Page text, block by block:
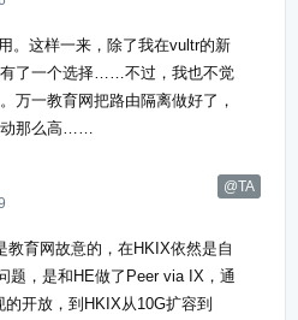
。这样一来，除了我在vultr的新
有了一个选择……不过，我也不觉
万一教育网把路由隔离做好了，
动那么高……
@TA
教育网故意的，在HKIX依然是自
题，是和HE做了Peer via IX，通
开放，到HKIX从10G扩容到